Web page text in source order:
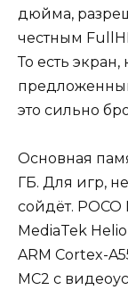
дюйма,
честным
То есть экран,
это сильно
Основная
ГБ. Для игр,
сойдёт.
MediaTek
ARM Cortex-
MC2 с